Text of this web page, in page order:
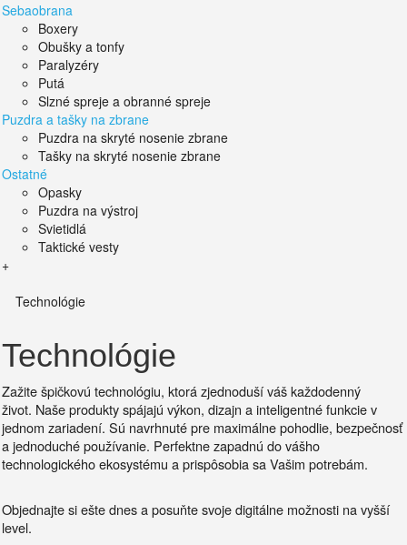
Sebaobrana
Boxery
Obušky a tonfy
Paralyzéry
Putá
Slzné spreje a obranné spreje
Puzdra a tašky na zbrane
Puzdra na skryté nosenie zbrane
Tašky na skryté nosenie zbrane
Ostatné
Opasky
Puzdra na výstroj
Svietidlá
Taktické vesty
+
Technológie
Technológie
Zažite špičkovú technológiu, ktorá zjednoduší váš každodenný
život. Naše produkty spájajú výkon, dizajn a inteligentné funkcie v
jednom zariadení. Sú navrhnuté pre maximálne pohodlie, bezpečnosť
a jednoduché používanie. Perfektne zapadnú do vášho
technologického ekosystému a prispôsobia sa Vašim potrebám.
Objednajte si ešte dnes a posuňte svoje digitálne možnosti na vyšší
level.